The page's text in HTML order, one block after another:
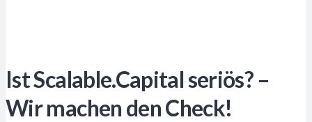
Ist Scalable.Capital seriös? –
Wir machen den Check!